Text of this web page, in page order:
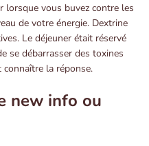
lorsque vous buvez contre les
de votre énergie. Dextrine
Le déjeuner était réservé
se débarrasser des toxines
la réponse.
new info ou